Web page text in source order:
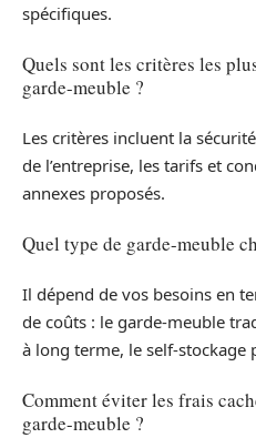
spécifiques.
Quels sont les critères les
garde-meuble ?
Les critères incluent la
de l’entreprise, les tarifs et
annexes proposés.
Quel type de garde-meuble
Il dépend de vos besoins en
de coûts : le garde-meuble
à long terme, le self-
Comment éviter les frais
garde-meuble ?